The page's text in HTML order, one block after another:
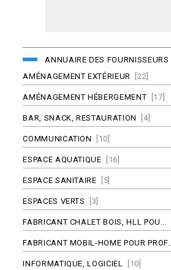
ANNUAIRE DES FOURNISSEURS
AMÉNAGEMENT EXTÉRIEUR
[22]
AMÉNAGEMENT HÉBERGEMENT [17]
BAR, SNACK, RESTAURATION [4]
COMMUNICATION [10]
ESPACE AQUATIQUE [16]
ESPACE SANITAIRE [5]
ESPACES VERTS [3]
FABRICANT CHALET BOIS, HLL POU...
FABRICANT MOBIL-HOME POUR PROF...
INFORMATIQUE, LOGICIEL [10]